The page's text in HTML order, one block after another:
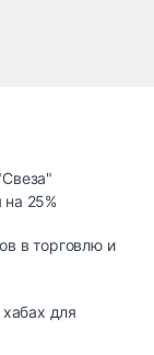
на 25%
в торговлю и
для